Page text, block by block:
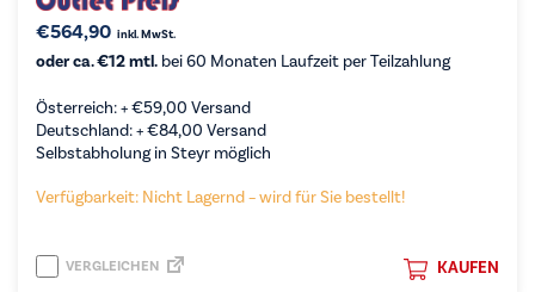
€564,90 inkl. MwSt.
oder ca. €12 mtl. bei 60 Monaten Laufzeit per Teilzahlung
Österreich: +€59,00 Versand
Deutschland: +€84,00 Versand
Selbstabholung in Steyr möglich
Verfügbarkeit: Nicht Lagernd – wird für Sie bestellt!
KAUFEN
VERGLEICHEN